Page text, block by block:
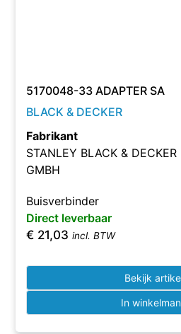
5170048-33 ADAPTER SA
BLACK & DECKER
Fabrikant
STANLEY BLACK &
GMBH
Buisverbinder
Direct leverbaar
€ 21,03 incl. BTW
Bekijk
In